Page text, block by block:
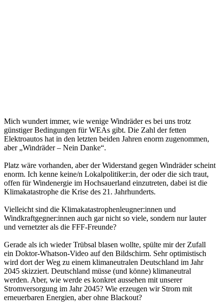
Mich wundert immer, wie wenige Windräder es bei uns trotz
günstiger Bedingungen für WEAs gibt. Die Zahl der fetten
Elektroautos hat in den letzten beiden Jahren enorm zugenommen,
aber „Windräder – Nein Danke“.
Platz wäre vorhanden, aber der Widerstand gegen Windräder scheint
enorm. Ich kenne keine/n Lokalpolitiker:in, der oder die sich traut,
offen für Windenergie im Hochsauerland einzutreten, dabei ist die
Klimakatastrophe die Krise des 21. Jahrhunderts.
Vielleicht sind die Klimakatastrophenleugner:innen und
Windkraftgegner:innen auch gar nicht so viele, sondern nur lauter
und vernetzter als die FFF-Freunde?
Gerade als ich wieder Trübsal blasen wollte, spülte mir der Zufall
ein Doktor-Whatson-Video auf den Bildschirm. Sehr optimistisch
wird dort der Weg zu einem klimaneutralen Deutschland im Jahr
2045 skizziert. Deutschland müsse (und könne) klimaneutral
werden. Aber, wie werde es konkret aussehen mit unserer
Stromversorgung im Jahr 2045? Wie erzeugen wir Strom mit
erneuerbaren Energien, aber ohne Blackout?